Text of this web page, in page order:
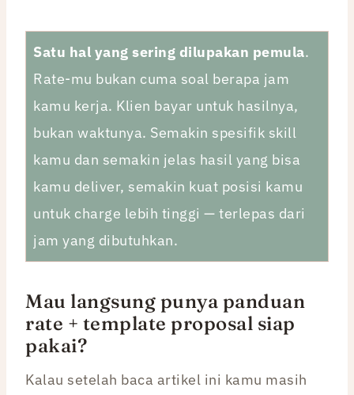
Satu hal yang sering dilupakan pemula.
Rate-mu bukan cuma soal berapa jam
kamu kerja. Klien bayar untuk hasilnya,
bukan waktunya. Semakin spesifik skill
kamu dan semakin jelas hasil yang bisa
kamu deliver, semakin kuat posisi kamu
untuk charge lebih tinggi — terlepas dari
jam yang dibutuhkan.
Mau langsung punya panduan
rate + template proposal siap
pakai?
Kalau setelah baca artikel ini kamu masih